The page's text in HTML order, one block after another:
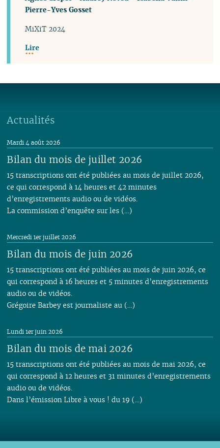
Pierre-Yves Gosset
MiXiT 2024
Lire
Actualités
Bilan du mois de juillet 2026
Mardi 4 août 2026
15 transcriptions ont été publiées au mois de juillet 2026,
ce qui correspond à 14 heures et 42 minutes
d’enregistrements audio ou de vidéos.
La commission d’enquête sur les (…)
Bilan du mois de juin 2026
Mercredi 1er juillet 2026
15 transcriptions ont été publiées au mois de juin 2026, ce
qui correspond à 16 heures et 5 minutes d’enregistrements
audio ou de vidéos.
Grégoire Barbey est journaliste au (…)
Bilan du mois de mai 2026
Lundi 1er juin 2026
15 transcriptions ont été publiées au mois de mai 2026, ce
qui correspond à 12 heures et 31 minutes d’enregistrements
audio ou de vidéos.
Dans l’émission Libre à vous ! du 19 (…)